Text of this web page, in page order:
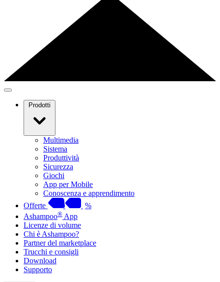
Prodotti
Multimedia
Sistema
Produttività
Sicurezza
Giochi
App per Mobile
Conoscenza e apprendimento
Offerte
%
Ashampoo® App
Licenze di volume
Chi è Ashampoo?
Partner del marketplace
Trucchi e consigli
Download
Supporto